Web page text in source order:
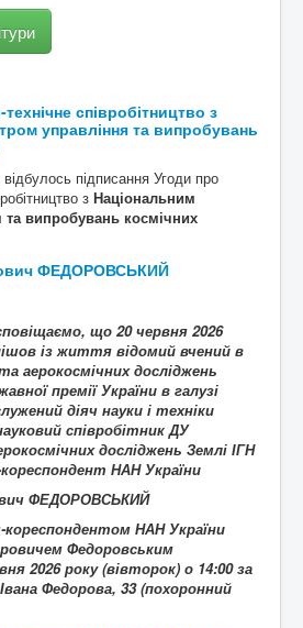
співробітництво з
управління та випробувань
відбулось підписання Угоди про
з Національним
випробувань космічних
ФЕДОРОВСЬКИЙ
що 20червня 2026
із життя відомий вчений в
аерокосмічних досліджень
премії України в галузі
діяч науки і техніки
співробітник ДУ
досліджень Землі ІГН
НАН України
ФЕДОРОВСЬКИЙ
НАН України
Федоровським
2026 року (вівторок) о 14:00 за
Федорова, 33 (похоронний